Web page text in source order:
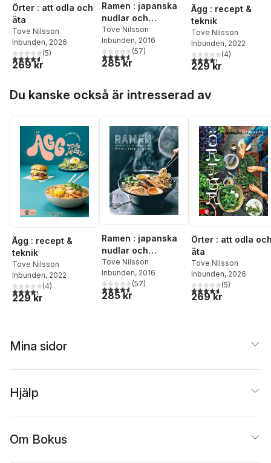
Örter : att odla och
äta
Tove Nilsson
Inbunden, 2026
4,6utav 5 stjärnor. Totalt antal röster:
(5)
269 kr
Ramen : japanska
nudlar och
smårätter
Tove Nilsson
Inbunden, 2016
4,6utav 5 stjärnor. Totalt antal röster:
(57)
285 kr
Ägg : recept &
teknik
Tove Nilsson
Inbunden, 2022
4,3utav 5 stjärnor.
(4)
229 kr
Du kanske också är intresserad av
Ägg : recept &
teknik
Tove Nilsson
Inbunden, 2022
4,3utav 5 stjärnor. Totalt antal röster:
(4)
229 kr
Ramen : japanska
nudlar och
smårätter
Tove Nilsson
Inbunden, 2016
4,6utav 5 stjärnor. Totalt antal röster:
(57)
285 kr
Örter : att odla
äta
Tove Nilsson
Inbunden, 2026
4,6utav 5 stjärnor.
(5)
269 kr
Mina sidor
Hjälp
Om Bokus